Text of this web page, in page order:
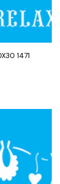
1471